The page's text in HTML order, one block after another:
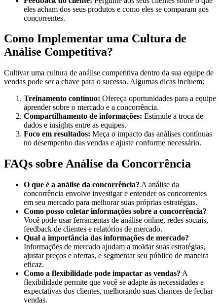
eles acham dos seus produtos e como eles se comparam aos
concorrentes.
Como Implementar uma Cultura de
Análise Competitiva?
Cultivar uma cultura de análise competitiva dentro da sua equipe de
vendas pode ser a chave para o sucesso. Algumas dicas incluem:
Treinamento contínuo: Ofereça oportunidades para a equipe
aprender sobre o mercado e a concorrência.
Compartilhamento de informações: Estimule a troca de
dados e insights entre as equipes.
Foco em resultados: Meça o impacto das análises contínuas
no desempenho das vendas e ajuste conforme necessário.
FAQs sobre Análise da Concorrência
O que é a análise da concorrência? A análise da
concorrência envolve investigar e entender os concorrentes
em seu mercado para melhorar suas próprias estratégias.
Como posso coletar informações sobre a concorrência?
Você pode usar ferramentas de análise online, redes sociais,
feedback de clientes e relatórios de mercado.
Qual a importância das informações de mercado?
Informações de mercado ajudam a moldar suas estratégias,
ajustar preços e ofertas, e segmentar seu público de maneira
eficaz.
Como a flexibilidade pode impactar as vendas? A
flexibilidade permite que você se adapte às necessidades e
expectativas dos clientes, melhorando suas chances de fechar
vendas.